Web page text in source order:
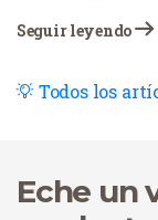
Todos los
semanas. Una
todo durante las
sistema
Seguir leyendo
Eche un